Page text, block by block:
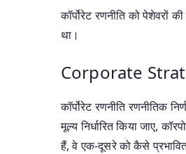
कॉर्पोरेट रणनीति को पेशेवरों
था।
Corporate
कॉर्पोरेट रणनीति रणनीतिक
मूल्य निर्धारित किया जाए,
हैं, वे एक-दूसरे को कैसे